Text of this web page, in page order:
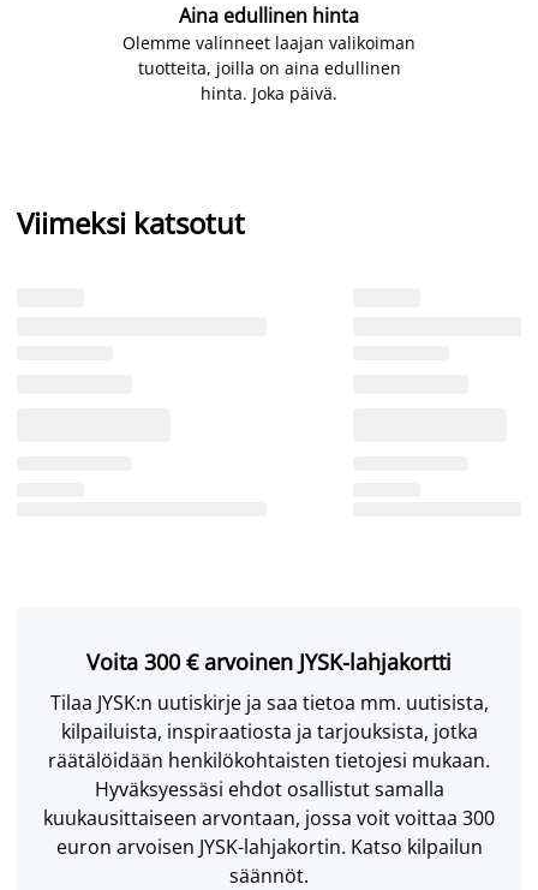
Aina edullinen hinta
Olemme valinneet laajan valikoiman
tuotteita, joilla on aina edullinen
hinta. Joka päivä.
Viimeksi katsotut
Voita 300 € arvoinen JYSK-lahjakortti
Tilaa JYSK:n uutiskirje ja saa tietoa mm. uutisista,
kilpailuista, inspiraatiosta ja tarjouksista, jotka
räätälöidään henkilökohtaisten tietojesi mukaan.
Hyväksyessäsi ehdot osallistut samalla
kuukausittaiseen arvontaan, jossa voit voittaa 300
euron arvoisen JYSK-lahjakortin. Katso kilpailun
säännöt.